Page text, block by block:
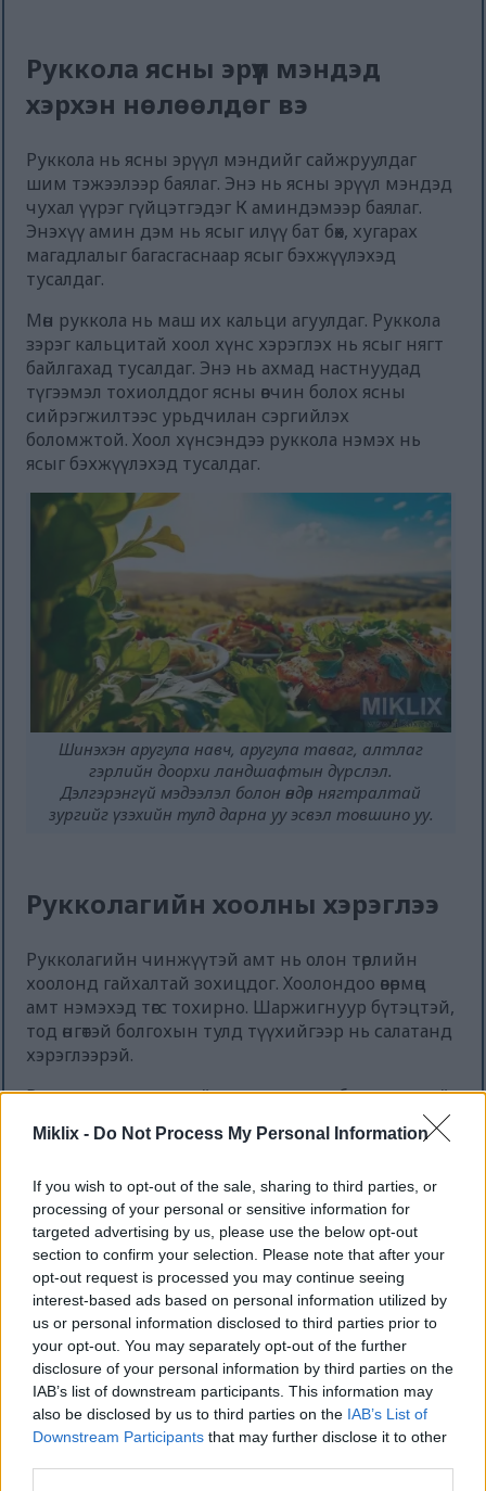
Miklix - Do Not Process My Personal Information
If you wish to opt-out of the sale, sharing to third parties, or
processing of your personal or sensitive information for
targeted advertising by us, please use the below opt-out
section to confirm your selection. Please note that after your
opt-out request is processed you may continue seeing
interest-based ads based on personal information utilized by
us or personal information disclosed to third parties prior to
your opt-out. You may separately opt-out of the further
disclosure of your personal information by third parties on the
IAB’s list of downstream participants. This information may
also be disclosed by us to third parties on the IAB’s List of
Downstream Participants that may further disclose it to other
Руккола ясны эрүүл мэндэд
хэрхэн нөлөөлдөг вэ
Руккола нь ясны эрүүл мэндийг сайжруулдаг
шим тэжээлээр баялаг. Энэ нь ясны эрүүл мэндэд
чухал үүрэг гүйцэтгэдэг К аминдэмээр баялаг.
Энэхүү амин дэм нь ясыг илүү бат бөх, хугарах
магадлалыг багасгаснаар ясыг бэхжүүлэхэд
тусалдаг.
Мөн руккола нь маш их кальци агуулдаг. Руккола
зэрэг кальцитай хоол хүнс хэрэглэх нь ясыг нягт
байлгахад тусалдаг. Энэ нь ахмад настнуудад
түгээмэл тохиолддог ясны өвчин болох ясны
сийрэгжилтээс урьдчилан сэргийлэх
боломжтой. Хоол хүнсэндээ руккола нэмэх нь
ясыг бэхжүүлэхэд тусалдаг.
Шинэхэн аругула навч, аругула таваг, алтлаг
гэрлийн доорхи ландшафтын дүрслэл.
Дэлгэрэнгүй мэдээлэл болон өндөр нягтралтай
зургийг үзэхийн тулд дарна уу эсвэл товшино уу.
Рукколагийн хоолны хэрэглээ
Рукколагийн чинжүүтэй амт нь олон төрлийн
хоолонд гайхалтай зохицдог. Хоолондоо өвөрмөц
амт нэмэхэд төгс тохирно. Шаржигнуур бүтэцтэй,
тод өнгөтэй болгохын тулд түүхийгээр нь салатанд
хэрэглээрэй.
Рукколагаар хоол хийхэд таны хоол бүр ч амттай
болдог. Үүнийг пиццаны нэмэлт болгон туршиж
үзэх эсвэл пестотой хольж болно. Энэ нь цитрус,
гоймонд төгс тохирно.
Рукколагийн халуун ногоотой амт нь аливаа
хоолыг илүү сонирхолтой болгодог. Энэ нь
хүйтэн болон бүлээн хоолонд аль алинд нь
тохиромжтой. Хоол хийхдээ руккола нэмэх нь
гал тогоонд шинэ санаануудыг төрүүлж чадна.
Аругулаг хоолны дэглэмдээ
оруулах